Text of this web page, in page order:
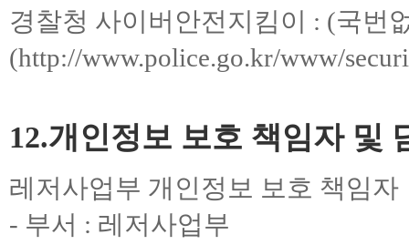
경찰청 사이버안전지킴이 : (국번
(http://www.police.go.kr/www/
12.개인정보 보호 책임자 및
레저사업부 개인정보 보호 책임자
- 부서 : 레저사업부